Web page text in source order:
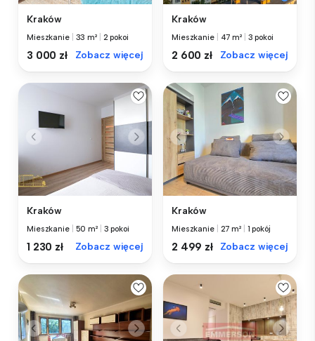
Kraków
Mieszkanie 33 m² 2 pokoi
3 000 zł Zobacz więcej
Kraków
Mieszkanie 47 m² 3 pokoi
2 600 zł Zobacz więcej
Kraków
Mieszkanie 50 m² 3 pokoi
1 230 zł Zobacz więcej
Kraków
Mieszkanie 27 m² 1 pokój
2 499 zł Zobacz więcej